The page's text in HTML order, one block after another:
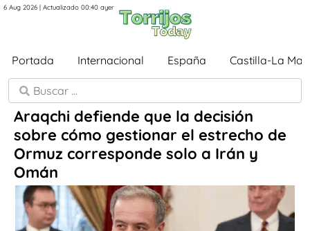
6 Aug 2026 | Actualizado 00:40 ayer
Portada Internacional España Castilla-La
Araqchi defiende que la decisión
sobre cómo gestionar el estrecho de
Ormuz corresponde solo a Irán y
Omán